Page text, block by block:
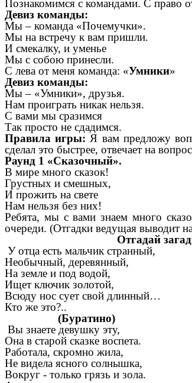
Познакомимся с командами. С право
Девиз команды:
Мы – команда «Почемучки».
Мы на встречу к вам пришли.
И смекалку, и уменье
Мы с собою принесли.
С лева от меня команда: «Умники»
Девиз команды:
Мы – «Умники», друзья.
Нам проиграть никак нельзя.
С вами мы сразимся
Так просто не сдадимся.
Правила игры: Я вам предложу
сделал это быстрее, отвечает на
Раунд 1 «Сказочный».
В мире много сказок!
Грустных и смешных,
И прожить на свете
Нам нельзя без них!
Ребята, мы с вами знаем много
очереди. (Отгадки ведущая выводит
Отгадай
У отца есть мальчик странный,
Необычный, деревянный,
На земле и под водой,
Ищет ключик золотой,
Всюду нос сует свой длинный…
Кто же это?..
(Буратино)
Вы знаете девушку эту,
Она в старой сказке воспета.
Работала, скромно жила,
Не видела ясного солнышка,
Вокруг - только грязь и зола.